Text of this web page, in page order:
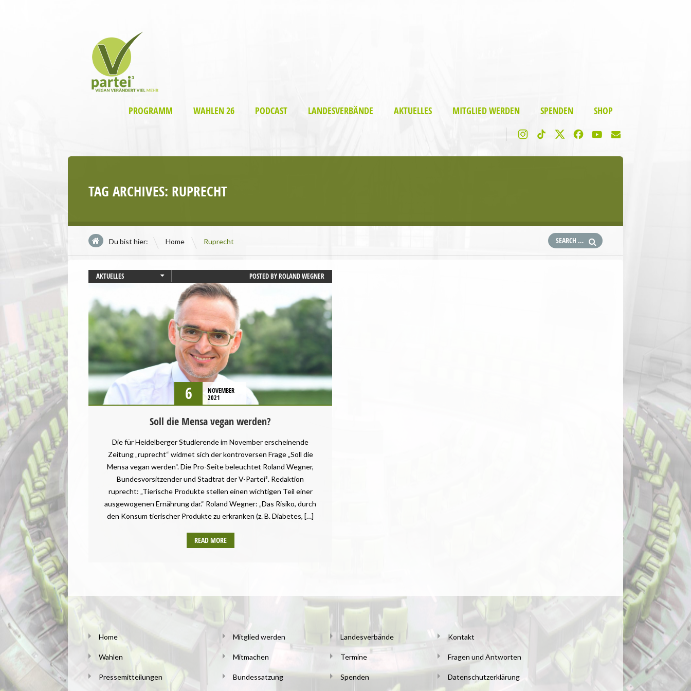
PROGRAMM WAHLEN 26 PODCAST LANDESVERBÄNDE AKTUELLES MITGLIED WERDEN SPENDEN SHOP
TAG ARCHIVES: RUPRECHT
Du bist hier: Home \ Ruprecht
AKTUELLES
BAYERN
GESUNDHEIT
PRESSEMITTEILUNG
STARTSEITE
TIERSCHUTZ / TIERRECHTE
UMWELT UND KLIMA
VEGANISMUS
POSTED BYROLAND WEGNER
6
NOVEMBER
2021
Soll die Mensa vegan werden?
Die für Heidelberger Studierende im November erscheinende
Zeitung „ruprecht“ widmet sich der kontroversen Frage „Soll die
Mensa vegan werden“. Die Pro-Seite beleuchtet Roland Wegner,
Bundesvorsitzender und Stadtrat der V-Partei³. Redaktion
ruprecht: „Tierische Produkte stellen einen wichtigen Teil einer
ausgewogenen Ernährung dar.“ Roland Wegner: „Das Risiko, durch
den Konsum tierischer Produkte zu erkranken (z. B. Diabetes, […]
READ MORE
Home
Wahlen
Pressemitteilungen
Mitglied werden
Mitmachen
Bundessatzung
Landesverbände
Termine
Spenden
Kontakt
Fragen und Antworten
Datenschutzerklärung